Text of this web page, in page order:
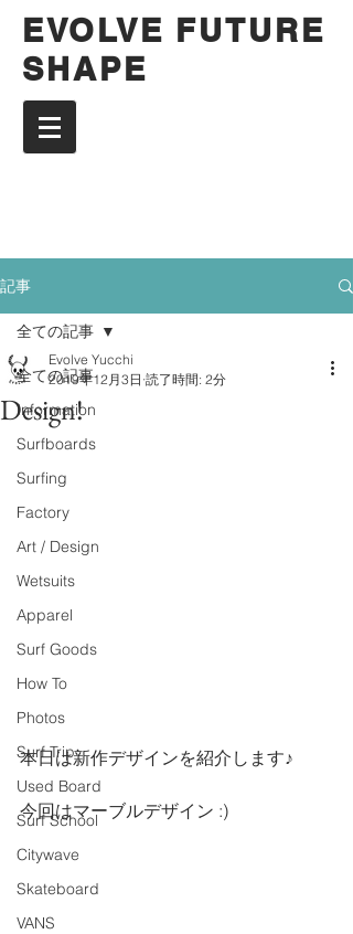
EVOLVE FUTURE
SHAPE
記事
全ての記事
Information
Surfboards
Surfing
Factory
Art / Design
Wetsuits
Apparel
Surf Goods
How To
Photos
Surf Trip
Used Board
Surf School
Citywave
Skateboard
VANS
全ての記事
Design!
Evolve Yucchi
2019年12月3日 読了時間: 2分
本日は新作デザインを紹介します♪
今回はマーブルデザイン :)